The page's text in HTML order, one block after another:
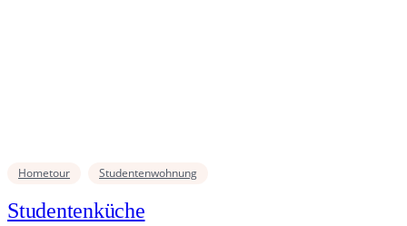
Hometour Studentenwohnung
Studentenküche